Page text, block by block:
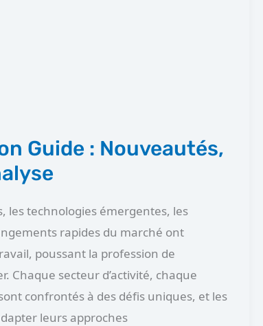
Guide : Nouveautés,
les technologies émergentes, les
rapides du marché ont
poussant la profession de
Chaque secteur d’activité, chaque
confrontés à des défis uniques, et les
leurs approches